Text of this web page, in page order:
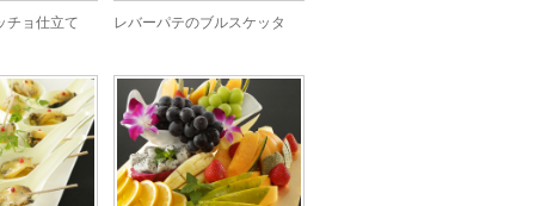
チョ仕立て レバーパテのブルスケッタ